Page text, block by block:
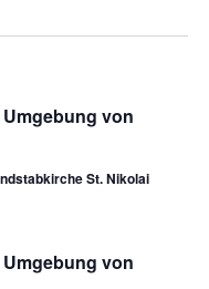
von
St. Nikolai
von